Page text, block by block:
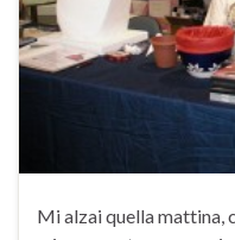
Mi alzai quella mattina,